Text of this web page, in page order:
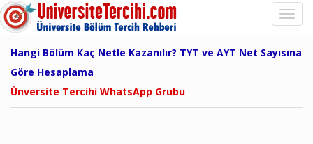
Hangi Bölüm Kaç Netle Kazanılır? TYT ve AYT Net Sayısına
Göre Hesaplama
Ünversite Tercihi WhatsApp Grubu